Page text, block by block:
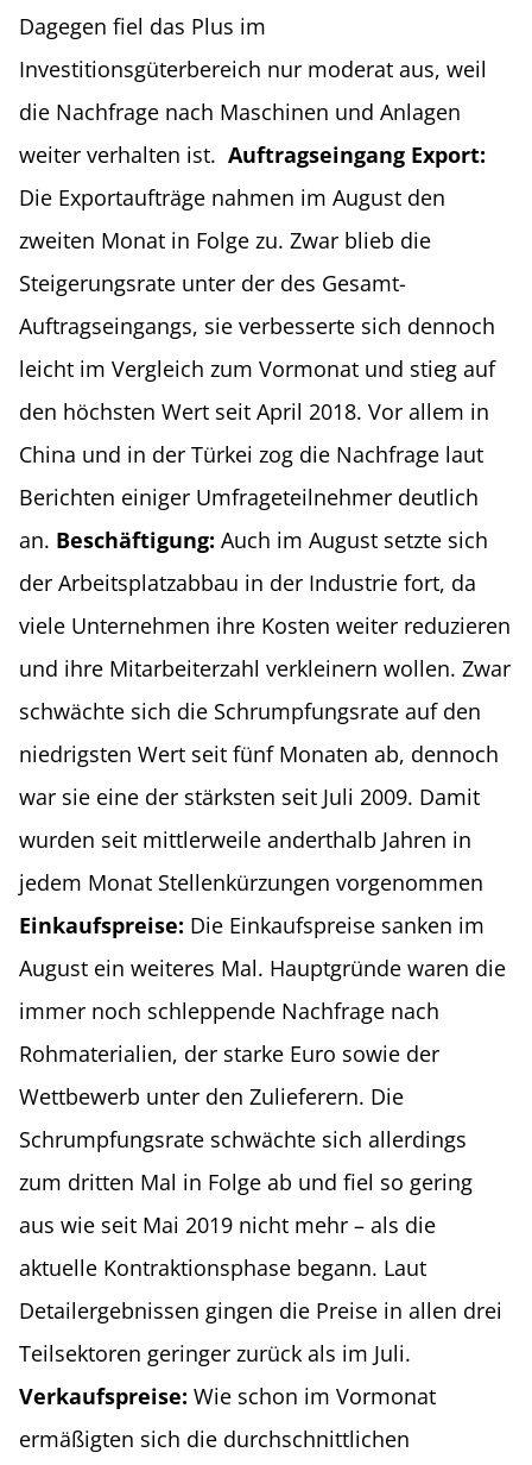
Dagegen fiel das Plus im
Investitionsgüterbereich nur moderat aus, weil
die Nachfrage nach Maschinen und Anlagen
weiter verhalten ist. Auftragseingang Export:
Die Exportaufträge nahmen im August den
zweiten Monat in Folge zu. Zwar blieb die
Steigerungsrate unter der des Gesamt-
Auftragseingangs, sie verbesserte sich dennoch
leicht im Vergleich zum Vormonat und stieg auf
den höchsten Wert seit April 2018. Vor allem in
China und in der Türkei zog die Nachfrage laut
Berichten einiger Umfrageteilnehmer deutlich
an. Beschäftigung: Auch im August setzte sich
der Arbeitsplatzabbau in der Industrie fort, da
viele Unternehmen ihre Kosten weiter reduzieren
und ihre Mitarbeiterzahl verkleinern wollen. Zwar
schwächte sich die Schrumpfungsrate auf den
niedrigsten Wert seit fünf Monaten ab, dennoch
war sie eine der stärksten seit Juli 2009. Damit
wurden seit mittlerweile anderthalb Jahren in
jedem Monat Stellenkürzungen vorgenommen
Einkaufspreise: Die Einkaufspreise sanken im
August ein weiteres Mal. Hauptgründe waren die
immer noch schleppende Nachfrage nach
Rohmaterialien, der starke Euro sowie der
Wettbewerb unter den Zulieferern. Die
Schrumpfungsrate schwächte sich allerdings
zum dritten Mal in Folge ab und fiel so gering
aus wie seit Mai 2019 nicht mehr – als die
aktuelle Kontraktionsphase begann. Laut
Detailergebnissen gingen die Preise in allen drei
Teilsektoren geringer zurück als im Juli.
Verkaufspreise: Wie schon im Vormonat
ermäßigten sich die durchschnittlichen